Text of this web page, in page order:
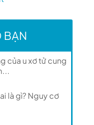
BẠN
của u xơ tử cung
là gì? Nguy cơ